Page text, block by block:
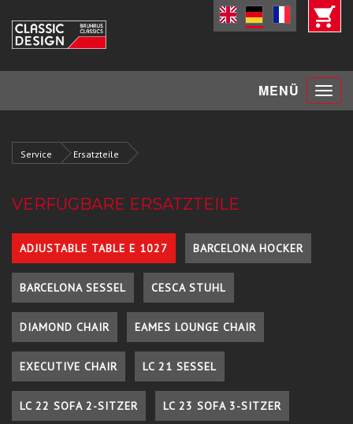
MENÜ Toggle
Service Ersatzteile
VERFÜGBARE ERSATZTEILE
ADJUSTABLE TABLE E 1027 BARCELONA HOCKER
BARCELONA SESSEL CESCA STUHL
DIAMOND CHAIR EAMES LOUNGE CHAIR
EXECUTIVE CHAIR LC 21 SESSEL
LC 22 SOFA 2-SITZER LC 23 SOFA 3-SITZER